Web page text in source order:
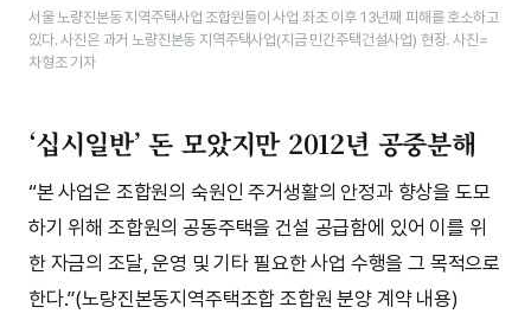
서울 노량진본동 지역주택사업 조합원들이 사업 좌초 이후 13년째 피해를 호소하고
있다. 사진은 과거 노량진본동 지역주택사업(지금 민간주택건설사업) 현장. 사진=
차형조 기자
‘십시일반’ 돈 모았지만 2012년 공중분해
“본 사업은 조합원의 숙원인 주거생활의 안정과 향상을 도모
하기 위해 조합원의 공동주택을 건설 공급함에 있어 이를 위
한 자금의 조달, 운영 및 기타 필요한 사업 수행을 그 목적으로
한다.”(노량진본동지역주택조합 조합원 분양 계약 내용)